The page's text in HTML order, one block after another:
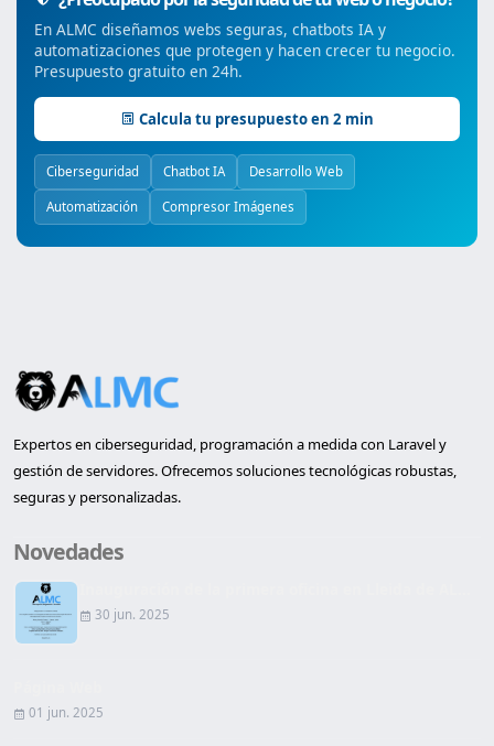
En ALMC diseñamos webs seguras, chatbots IA y
automatizaciones que protegen y hacen crecer tu negocio.
Presupuesto gratuito en 24h.
Calcula tu presupuesto en 2 min
Ciberseguridad Chatbot IA Desarrollo Web
Automatización Compresor Imágenes
Expertos en ciberseguridad, programación a medida con Laravel y
gestión de servidores. Ofrecemos soluciones tecnológicas robustas,
seguras y personalizadas.
Novedades
30 jun. 2025
01 jun. 2025